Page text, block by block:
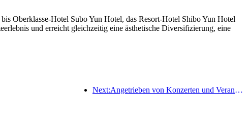
Oberklasse-Hotel Subo Yun Hotel, das Resort-Hotel Shibo Yun Hotel
und erreicht gleichzeitig eine ästhetische Diversifizierung, eine
Next:Angetrieben von Konzerten und Veranstaltungen wird erwartet, dass die Hotelleistung in Hangzhou im März weiter steigt